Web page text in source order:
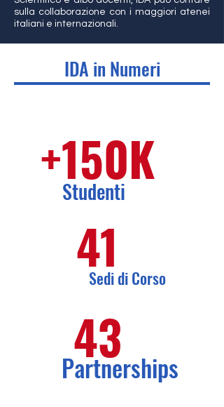
sulla collaborazione con i maggiori atenei
italiani e internazionali.
IDA in Numeri
+150K
Studenti
41
Sedi di Corso
43
Partnerships